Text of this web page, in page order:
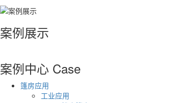
案例展示
案例中心 Case
篷房应用
工业应用